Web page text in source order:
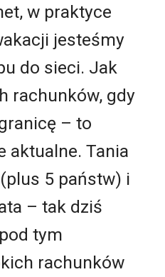
w praktyce
jesteśmy
do sieci. Jak
rachunków, gdy
– to
aktualne. Tania
5 państw) i
– tak dziś
tym
rachunków